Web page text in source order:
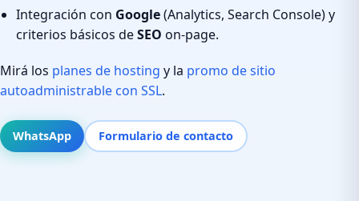
Integración con Google(Analytics, Search Console) y
criterios básicos deSEO on-page.
Mirá los planes de hosting y la promo de sitio
autoadministrable con SSL.
WhatsApp Formulario de contacto